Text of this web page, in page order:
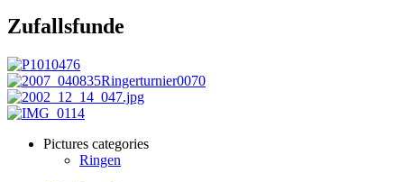
Zufallsfunde
Pictures categories
Ringen